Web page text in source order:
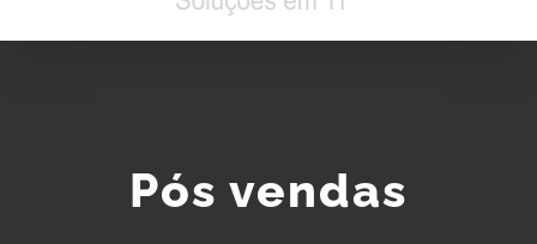
Pós vendas